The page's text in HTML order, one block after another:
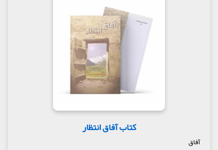
کتاب آفاق انتظار
آفاق